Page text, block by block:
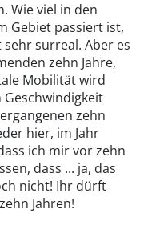
Wie viel in den
Gebiet passiert ist,
surreal. Aber es
zehn Jahre,
Mobilität wird
zehn
hier, im Jahr
ich mir vor zehn
dass ... ja, das
nicht! Ihr dürft
Jahren!